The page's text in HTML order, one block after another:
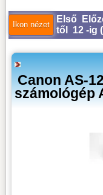
Első
től 12 -ig (
Canon AS-
számológép